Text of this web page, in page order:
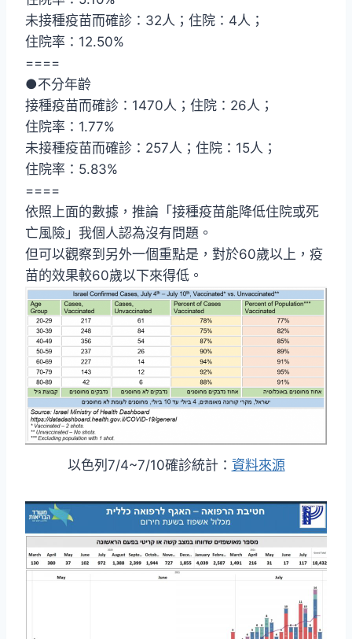
未接種疫苗而確診：32人；住院：4人；
住院率：12.50%
====
●不分年齡
接種疫苗而確診：1470人；住院：26人；
住院率：1.77%
未接種疫苗而確診：257人；住院：15人；
住院率：5.83%
====
依照上面的數據，推論「接種疫苗能降低住院或死
亡風險」我個人認為沒有問題。
但可以觀察到另外一個重點是，對於60歲以上，疫
苗的效果較60歲以下來得低。
以色列7/4~7/10確診統計： 資料來源